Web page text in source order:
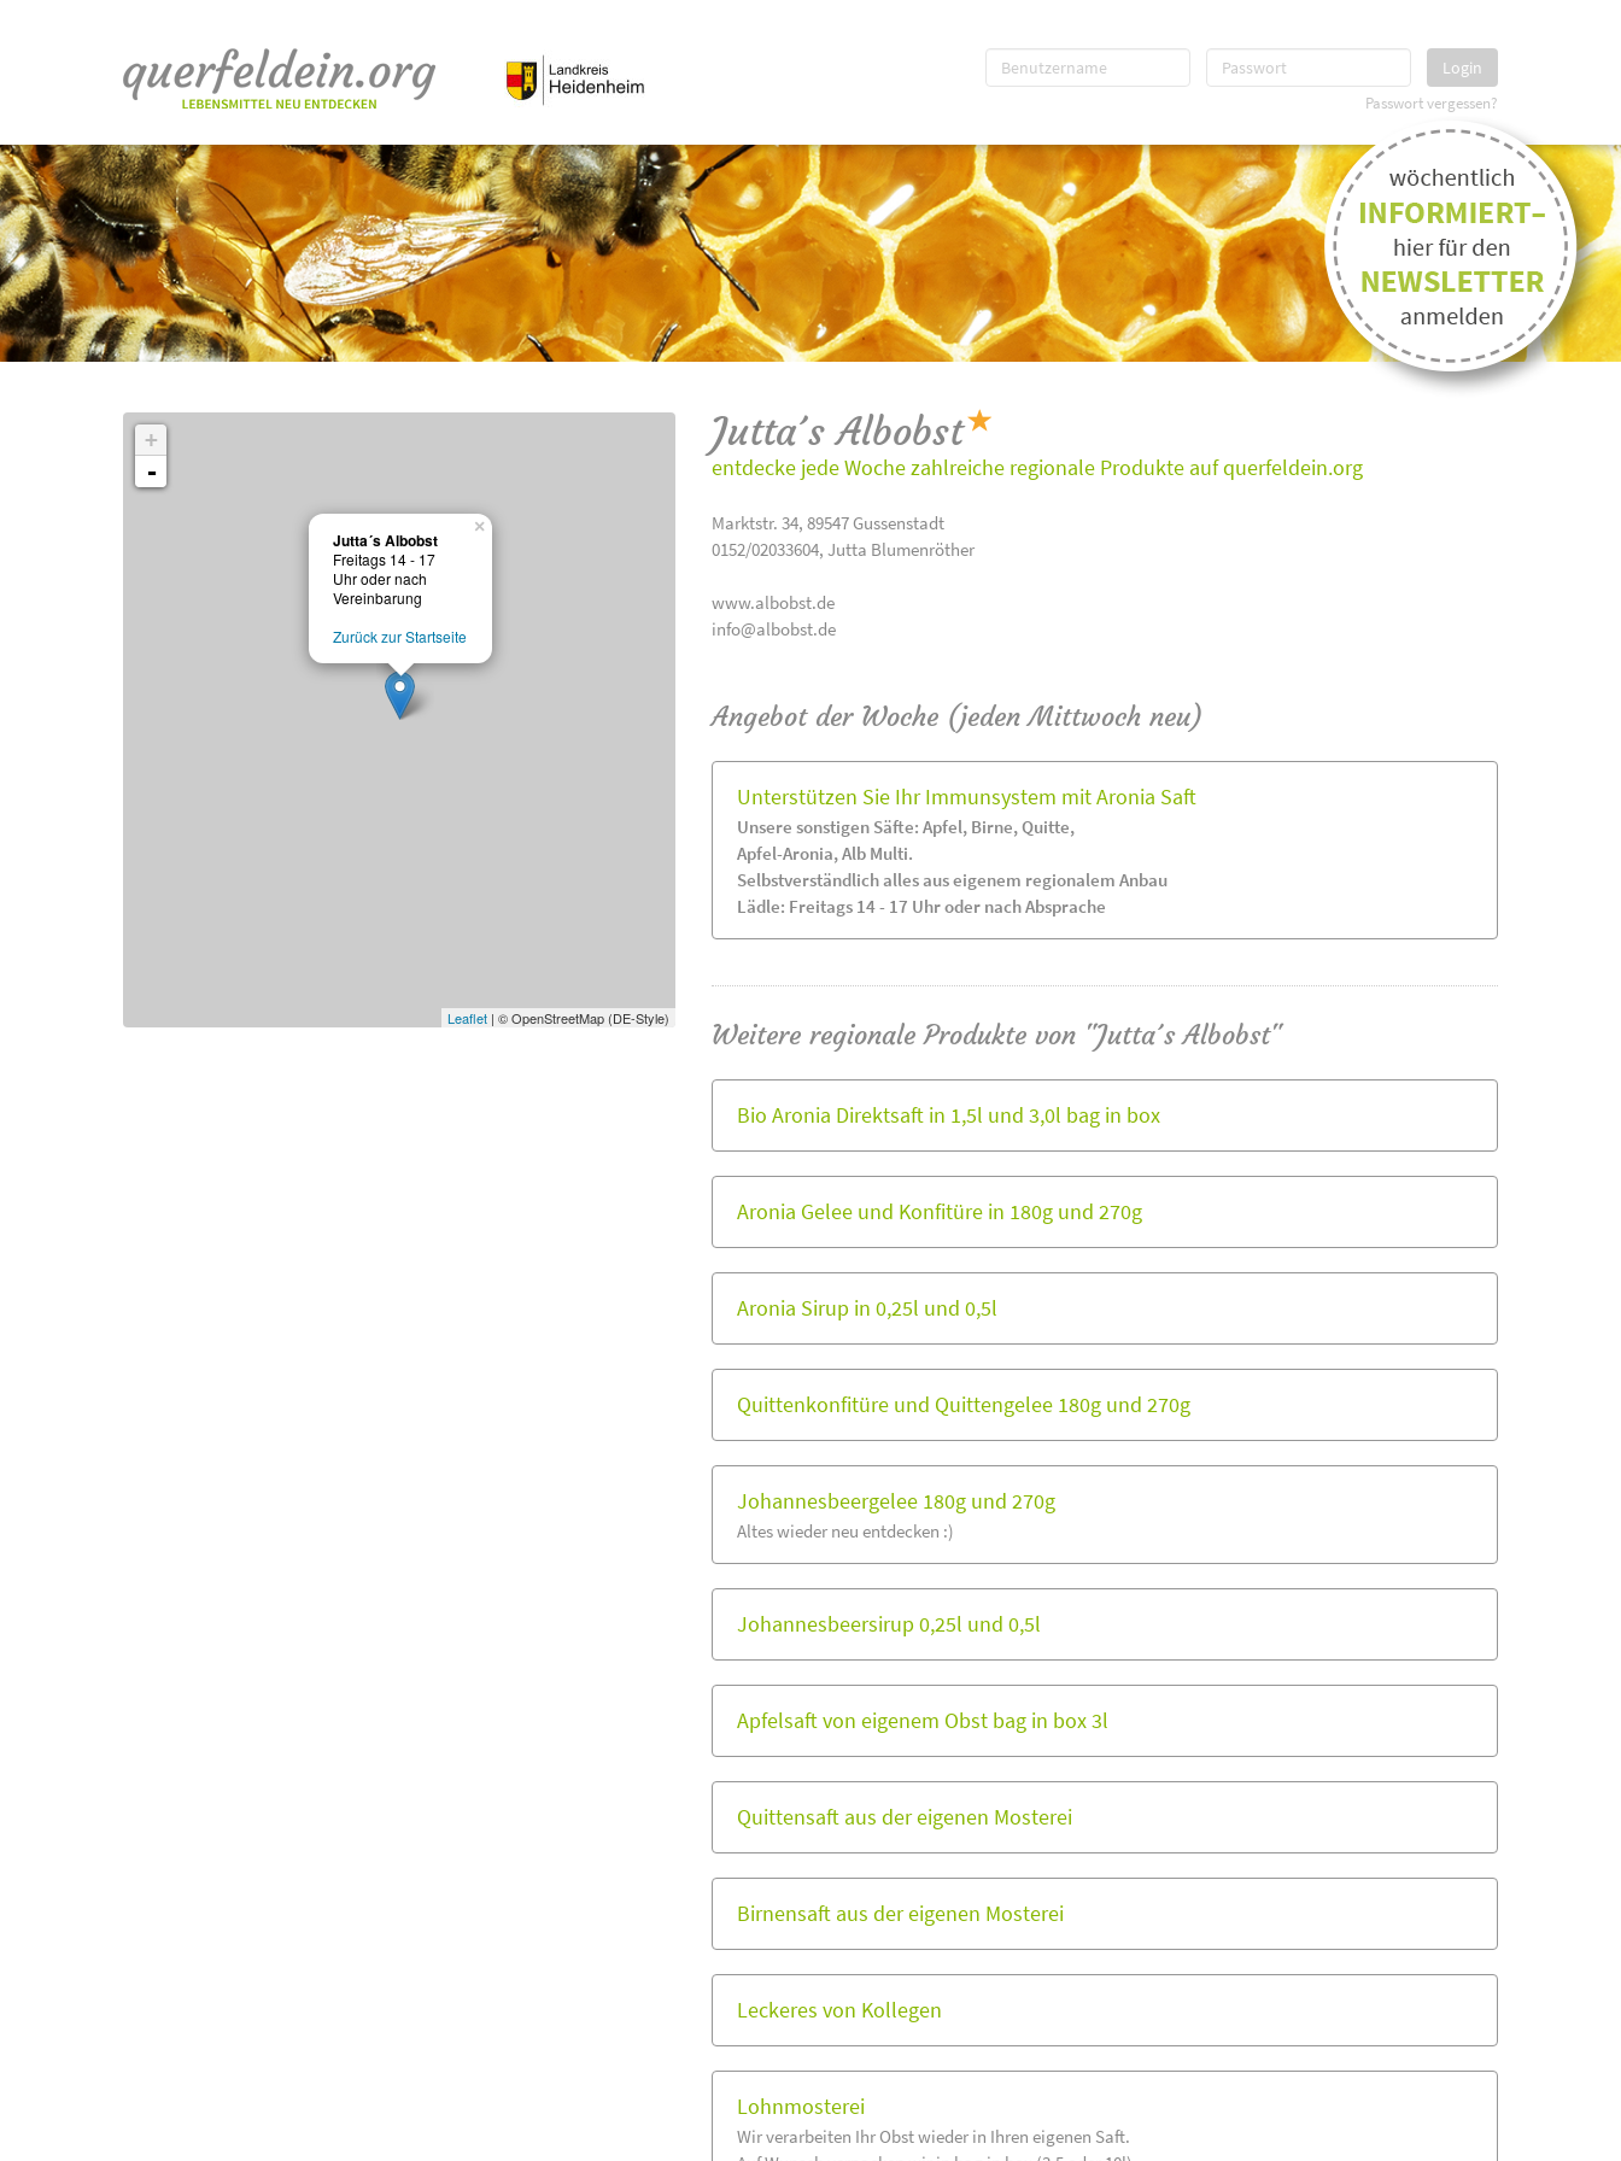
Login
Passwort vergessen?
×
Jutta´s Albobst
Freitags 14 - 17
Uhr oder nach
Vereinbarung
Zurück zur Startseite
+
-
Leaflet| © OpenStreetMap (DE-Style)
Jutta´s Albobst
entdecke jede Woche zahlreiche regionale Produkte auf querfeldein.org
Marktstr. 34, 89547 Gussenstadt
0152/02033604, Jutta Blumenröther
www.albobst.de
info@albobst.de
Angebot der Woche (jeden Mittwoch neu)
Unterstützen Sie Ihr Immunsystem mit Aronia Saft
Unsere sonstigen Säfte: Apfel, Birne, Quitte,
Apfel-Aronia, Alb Multi.
Selbstverständlich alles aus eigenem regionalem Anbau
Lädle: Freitags 14 - 17 Uhr oder nach Absprache
Weitere regionale Produkte von "Jutta´s Albobst"
Bio Aronia Direktsaft in 1,5l und 3,0l bag in box
Aronia Gelee und Konfitüre in 180g und 270g
Aronia Sirup in 0,25l und 0,5l
Quittenkonfitüre und Quittengelee 180g und 270g
Johannesbeergelee 180g und 270g
Altes wieder neu entdecken :)
Johannesbeersirup 0,25l und 0,5l
Apfelsaft von eigenem Obst bag in box 3l
Quittensaft aus der eigenen Mosterei
Birnensaft aus der eigenen Mosterei
Leckeres von Kollegen
Lohnmosterei
Wir verarbeiten Ihr Obst wieder in Ihren eigenen Saft.